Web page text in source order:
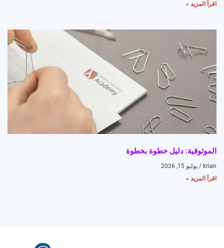
اقرأ المزيد »
الموثوقية: دليل خطوة بخطوة
krian
يوليو 15, 2026
اقرأ المزيد »